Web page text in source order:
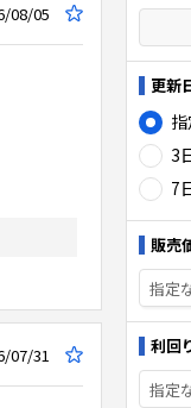
更新
3
7
販売
利回
08/05
07/31